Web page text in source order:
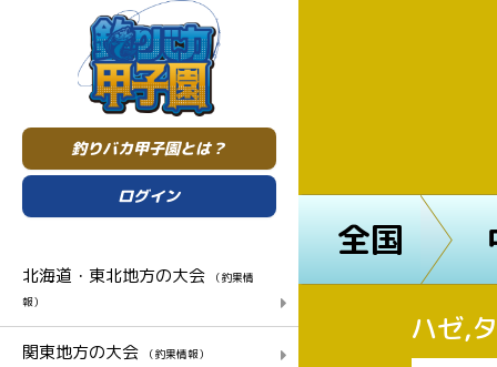
釣りバカ甲子園とは？
ログイン
北海道・東北地方の大会
（釣果情
報）
関東地方の大会 （釣果情報）
全国
ハゼ,